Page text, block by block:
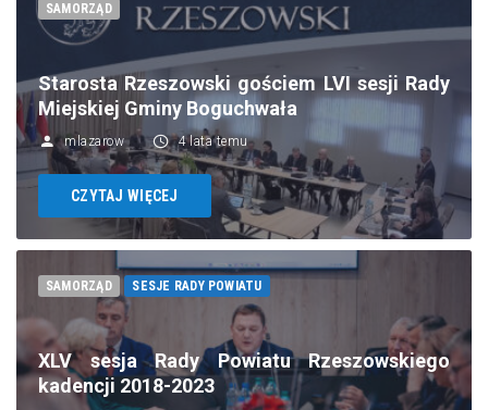
SAMORZĄD
Starosta Rzeszowski gościem LVI sesji Rady
Miejskiej Gminy Boguchwała
mlazarow 4 lata temu
CZYTAJ WIĘCEJ
SAMORZĄD SESJE RADY POWIATU
XLV sesja Rady Powiatu Rzeszowskiego
kadencji 2018-2023